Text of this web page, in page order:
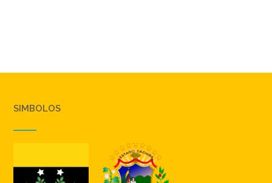
SIMBOLOS